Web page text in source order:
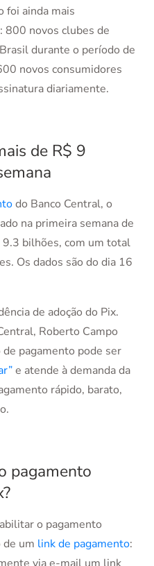
foi ainda mais
800 novos clubes de
durante o período de
novos consumidores
diariamente.
de R$ 9
do Banco Central, o
na primeira semana de
9.3 bilhões, com um total
Os dados são do dia 16
de adoção do Pix.
Roberto Campo
pagamento pode ser
e atende à demanda da
rápido, barato,
pagamento
o pagamento
um link de pagamento: